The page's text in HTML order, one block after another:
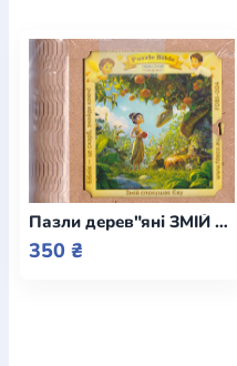
Пазли дерев"яні ЗМІЙ СПОКУШАЄ ЄВУ
350 ₴